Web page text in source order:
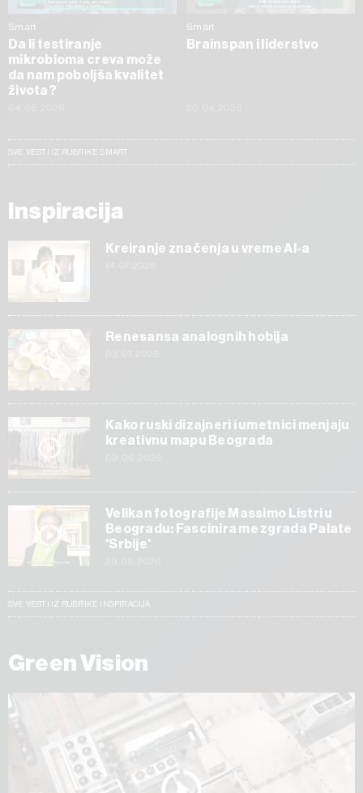
Smart
Da li testiranje
mikrobioma creva može
da nam poboljša kvalitet
života?
Smart
Brainspan i liderstvo
SVE VESTI IZ RUBRIKE SMART
Inspiracija
Kreiranje značenja u vreme AI-a
Renesansa analognih hobija
Kako ruski dizajneri i umetnici menjaju
kreativnu mapu Beograda
Velikan fotografije Massimo Listri u
Beogradu: Fascinira me zgrada Palate
'Srbije'
SVE VESTI IZ RUBRIKE INSPIRACIJA
Green Vision